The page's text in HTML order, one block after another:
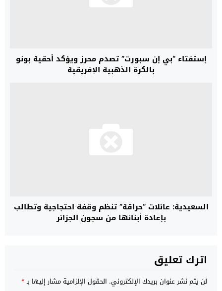
إستفتاء “بي إن سبورت” تصدم محرز ويؤكد أحقية بونو
بالكرة الذهبية الإفريقية
السعيدية: عائلات “حراقة” تنظم وقفة احتجاجية وتطالب
بإعادة أبنائها من سجون الجزائر
اترك تعليق
لن يتم نشر عنوان بريدك الإلكتروني. الحقول الإلزامية مشار إليها بـ*